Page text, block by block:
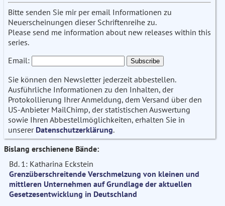
Bitte senden Sie mir per email Informationen zu
Neuerscheinungen dieser Schriftenreihe zu.
Please send me information about new releases within this
series.
Email:
Sie können den Newsletter jederzeit abbestellen.
Ausführliche Informationen zu den Inhalten, der
Protokollierung Ihrer Anmeldung, dem Versand über den
US-Anbieter MailChimp, der statistischen Auswertung
sowie Ihren Abbestellmöglichkeiten, erhalten Sie in
unserer Datenschutzerklärung.
Bislang erschienene Bände:
Bd. 1: Katharina Eckstein
Grenzüberschreitende Verschmelzung von kleinen und
mittleren Unternehmen auf Grundlage der aktuellen
Gesetzesentwicklung in Deutschland